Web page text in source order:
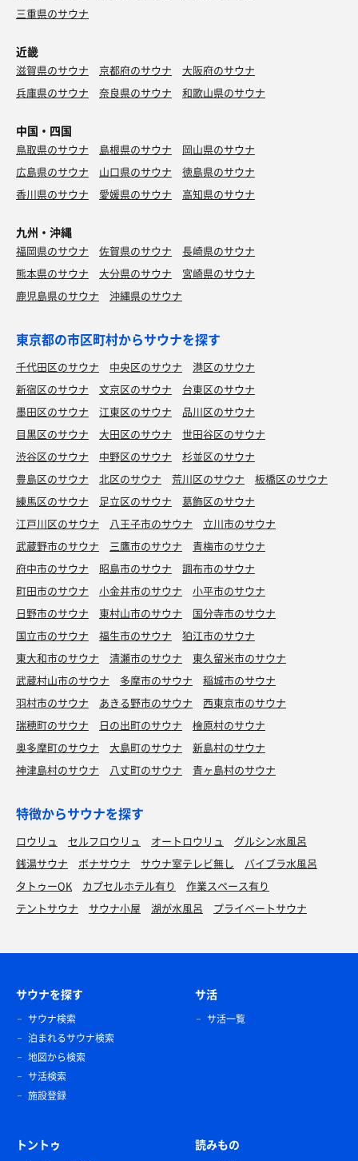
三重県のサウナ
近畿
滋賀県のサウナ 京都府のサウナ
大阪府のサウナ
兵庫県のサウナ
奈良県のサウナ 和歌山県のサウナ
中国・四国
鳥取県のサウナ 島根県のサウナ
岡山県のサウナ
広島県のサウナ
山口県のサウナ
徳島県のサウナ
香川県のサウナ
愛媛県のサウナ 高知県のサウナ
九州・沖縄
福岡県のサウナ 佐賀県のサウナ
長崎県のサウナ
熊本県のサウナ
大分県のサウナ
宮崎県のサウナ
鹿児島県のサウナ
沖縄県のサウナ
東京都の市区町村からサウナを探す
千代田区のサウナ 中央区のサウナ
港区のサウナ
新宿区のサウナ
文京区のサウナ
台東区のサウナ
墨田区のサウナ
江東区のサウナ
品川区のサウナ
目黒区のサウナ
大田区のサウナ
世田谷区のサウナ
渋谷区のサウナ
中野区のサウナ
杉並区のサウナ
豊島区のサウナ
北区のサウナ 荒川区のサウナ
板橋区のサウナ
練馬区のサウナ
足立区のサウナ
葛飾区のサウナ
江戸川区のサウナ
八王子市のサウナ
立川市のサウナ
武蔵野市のサウナ
三鷹市のサウナ
青梅市のサウナ
府中市のサウナ
昭島市のサウナ
調布市のサウナ
町田市のサウナ
小金井市のサウナ
小平市のサウナ
日野市のサウナ
東村山市のサウナ
国分寺市のサウナ
国立市のサウナ
福生市のサウナ
狛江市のサウナ
東大和市のサウナ
清瀬市のサウナ
東久留米市のサウナ
武蔵村山市のサウナ
多摩市のサウナ
稲城市のサウナ
羽村市のサウナ
あきる野市のサウナ
西東京市のサウナ
瑞穂町のサウナ
日の出町のサウナ
檜原村のサウナ
奥多摩町のサウナ
大島町のサウナ
新島村のサウナ
神津島村のサウナ
八丈町のサウナ 青ヶ島村のサウナ
特徴からサウナを探す
ロウリュ セルフロウリュ オートロウリュ
グルシン水風呂
銭湯サウナ
ボナサウナ サウナ室テレビ無し
バイブラ水風呂
タトゥーOK
カプセルホテル有り
作業スペース有り
テントサウナ
サウナ小屋 湖が水風呂 プライベートサウナ
サウナを探す
サウナ検索
泊まれるサウナ検索
地図から検索
サ活検索
施設登録
サ活
サ活一覧
トントゥ 読みもの